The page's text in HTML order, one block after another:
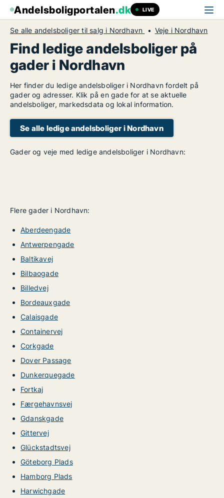
Andelsboligportalen.dk LIVE
Se alle andelsboliger til salg i Nordhavn Veje i Nordhavn
Find ledige andelsboliger på
gader i Nordhavn
Her finder du ledige andelsboliger i Nordhavn fordelt på
gader og adresser. Klik på en gade for at se aktuelle
andelsboliger, markedsdata og lokal information.
Se alle ledige andelsboliger i Nordhavn
Gader og veje med ledige andelsboliger i Nordhavn:
Flere gader i Nordhavn:
Aberdeengade
Antwerpengade
Baltikavej
Bilbaogade
Billedvej
Bordeauxgade
Calaisgade
Containervej
Corkgade
Dover Passage
Dunkerquegade
Fortkaj
Færgehavnsvej
Gdanskgade
Gittervej
Glückstadtsvej
Göteborg Plads
Hamborg Plads
Harwichgade